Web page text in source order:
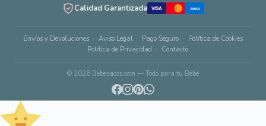
Calidad Garantizada VISA AMEX
Envíos y Devoluciones Aviso Legal Pago Seguro
Política de Cookies
Política de Privacidad
Contacto
© 2026 Bebesacos.com — Todo para tu Bebé